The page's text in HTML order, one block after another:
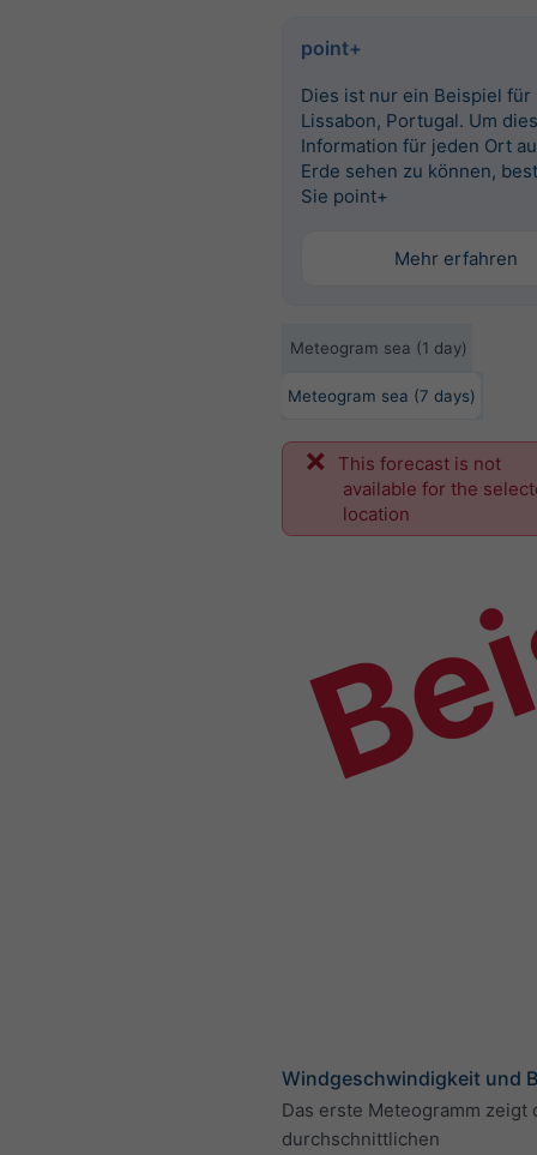
point+
Dies ist nur ein Beispiel für
Lissabon, Portugal. Um
Information für jeden Ort
Erde sehen zu können,
Sie point+
Mehr erfahren
Meteogram sea (1 day)
Meteogram sea (7 days)
This forecast is not
available for the
location
Windgeschwindigkeit und
Das erste Meteogramm zeigt
durchschnittlichen